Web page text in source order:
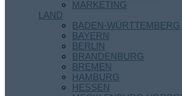
MARKETING
LAND
BADEN-WÜRTTEMBERG
BAYERN
BERLIN
BRANDENBURG
BREMEN
HAMBURG
HESSEN